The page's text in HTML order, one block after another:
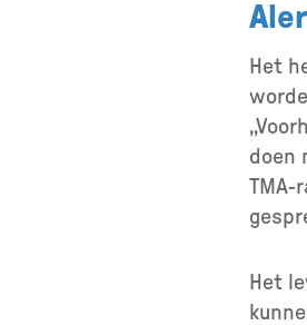
Het
doen
TMA-
Het